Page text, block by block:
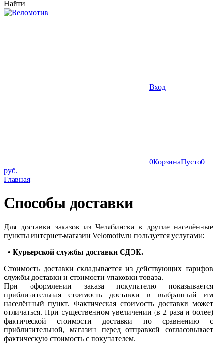
Найти
Вход
0КорзинаПусто0
руб.
Главная
Способы доставки
Для доставки заказов из Челябинска в другие населённые
пункты интернет-магазин Velomotiv.ru пользуется услугами:
• Курьерской службы доставки СДЭК.
Стоимость доставки складывается из действующих тарифов
службы доставки и стоимости упаковки товара.
При оформлении заказа покупателю показывается
приблизительная стоимость доставки в выбранный им
населённый пункт. Фактическая стоимость доставки может
отличаться. При существенном увеличении (в 2 раза и более)
фактической стоимости доставки по сравнению с
приблизительной, магазин перед отправкой согласовывает
фактическую стоимость с покупателем.